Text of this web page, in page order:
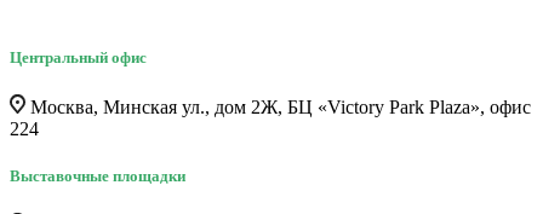
Центральный офис
Москва, Минская ул., дом 2Ж, БЦ «Victory Park Plaza», офис
224
Выставочные площадки